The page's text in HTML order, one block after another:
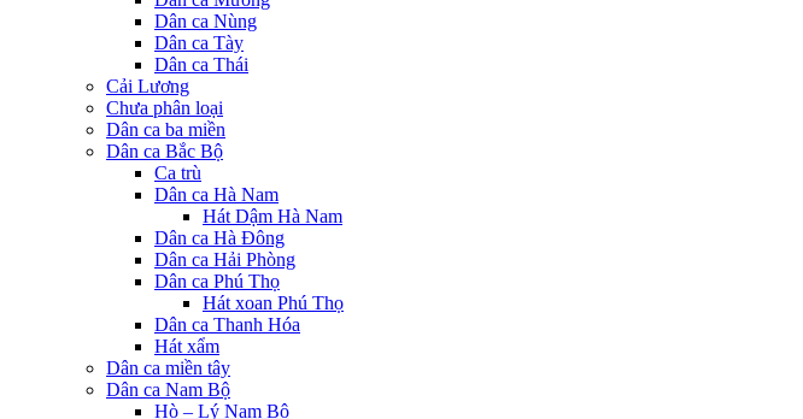
Dân ca Nùng
Dân ca Tày
Dân ca Thái
Cải Lương
Chưa phân loại
Dân ca ba miền
Dân ca Bắc Bộ
Ca trù
Dân ca Hà Nam
Hát Dậm Hà Nam
Dân ca Hà Đông
Dân ca Hải Phòng
Dân ca Phú Thọ
Hát xoan Phú Thọ
Dân ca Thanh Hóa
Hát xẩm
Dân ca miền tây
Dân ca Nam Bộ
Hò – Lý Nam Bộ